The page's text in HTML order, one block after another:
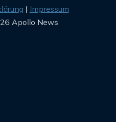
Impressum
Apollo News